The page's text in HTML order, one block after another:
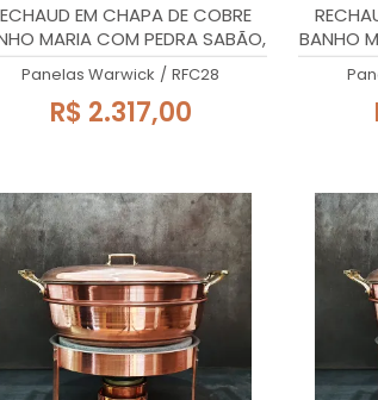
EM CHAPA DE COBRE
MARIA COM PEDRA SABÃO,
28x27cm, 4 Litros
Panelas Warwick / RFC28
R$ 2.317,00
BANHO